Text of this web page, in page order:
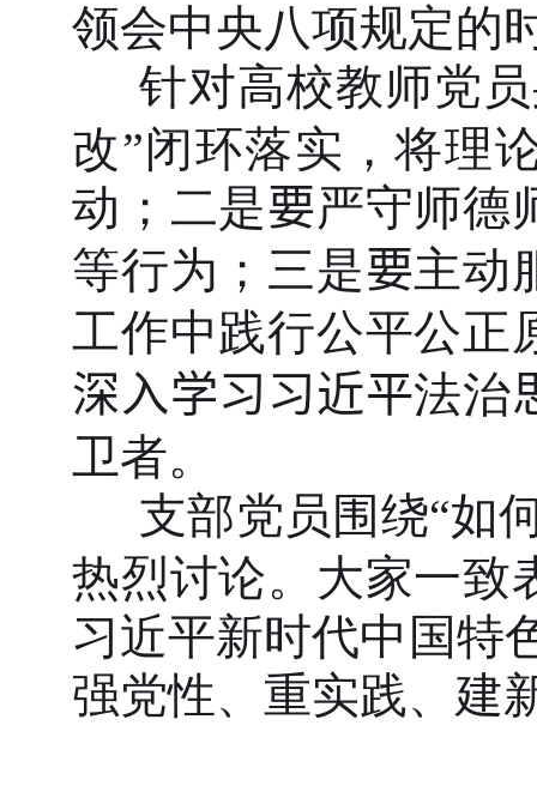
领会中央八项规定的
针对高校教师党
改”闭环落实，将理
动；二是要严守师德
等行为；三是要主动
工作中践行公平公正
深入学习习近平法治
卫者。
支部党员围绕“如
热烈讨论。大家一致
习近平新时代中国特
强党性、重实践、建